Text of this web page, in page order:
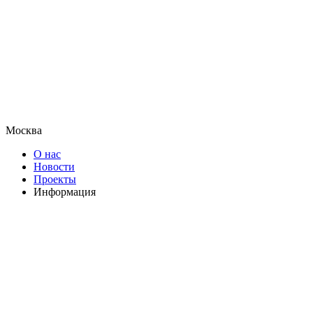
Москва
О нас
Новости
Проекты
Информация